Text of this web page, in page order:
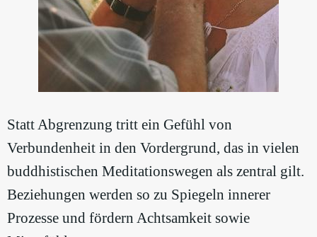
Statt Abgrenzung tritt ein Gefühl von
Verbundenheit in den Vordergrund, das in vielen
buddhistischen Meditationswegen als zentral gilt.
Beziehungen werden so zu Spiegeln innerer
Prozesse und fördern Achtsamkeit sowie